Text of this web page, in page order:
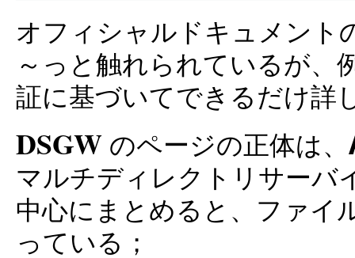
オフィシャルドキュメント
～っと触れられているが、
証に基づいてできるだけ詳
DSGW のページの正体は、
マルチディレクトリサーバ
中心にまとめると、ファイ
っている；